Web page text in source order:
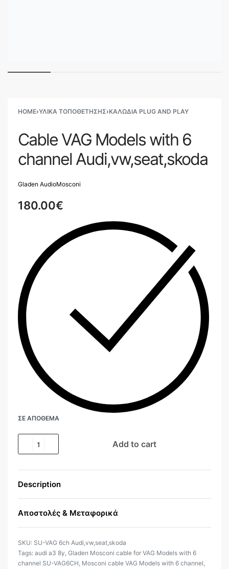
HOME›ΥΛΙΚΑ ΤΟΠΟΘΕΤΗΣΗΣ›ΚΑΛΏΔΙΑ PLUG AND PLAY
Cable VAG Models with 6
channel Audi,vw,seat,skoda
Gladen AudioMosconi
180.00€
ΣΕ ΑΠΌΘΕΜΑ
Add to cart
Description
Αποστολές & Μεταφορικά
SU-VAG 6ch Audi,vw,seat,skoda
Tags: audi a3 8y, Gladen Mosconi cable for VAG Models with 6
channel SU-VAG6CH, Mosconi cable VAG Models with 6 channel,